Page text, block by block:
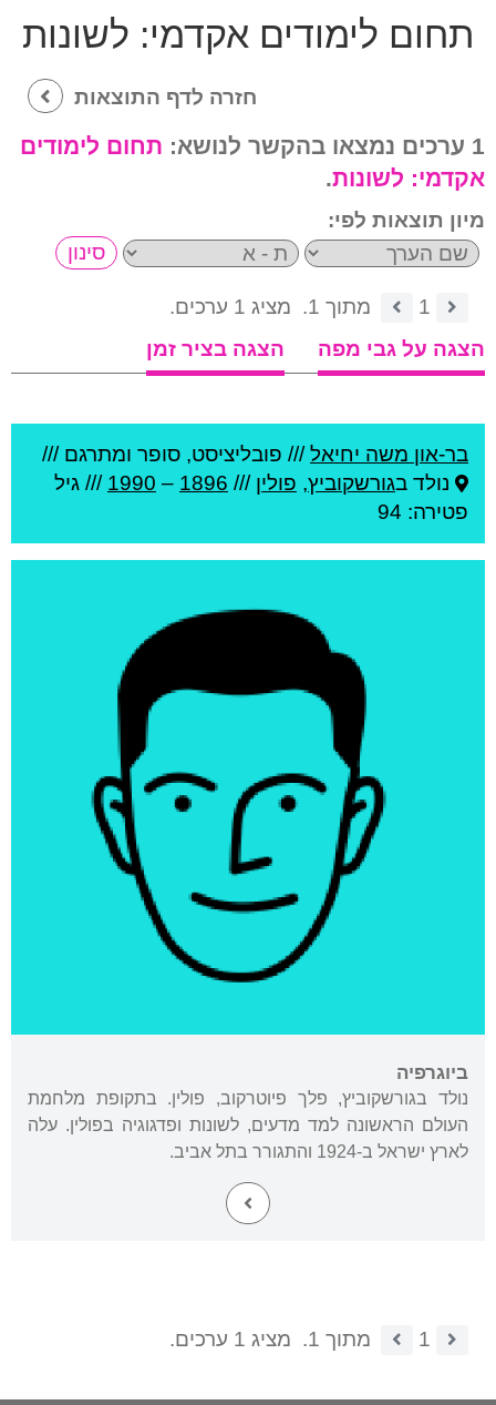
תחום לימודים אקדמי: לשונות
חזרה לדף התוצאות
1 ערכים נמצאו בהקשר לנושא:
תחום לימודים
אקדמי: לשונות.
מיון תוצאות לפי:
1 מתוך 1.
מציג 1 ערכים.
הצגה על גבי מפה
הצגה בציר זמן
בר-און משה יחיאל/// פובליציסט, סופר ומתרגם ///
נולד בגורשקוביץ, פולין ///
1896
–
1990 /// גיל
פטירה: 94
ביוגרפיה
נולד בגורשקוביץ, פלך פיוטרקוב, פולין. בתקופת מלחמת
העולם הראשונה למד מדעים, לשונות ופדגוגיה בפולין. עלה
לארץ ישראל ב-1924 והתגורר בתל אביב.
1 מתוך 1. מציג 1 ערכים.